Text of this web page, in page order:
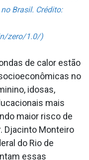
Brasil. Crédito:
zero/1.0/)
de calor estão
no
idosas,
mais
maior risco de
Djacinto Monteiro
do Rio de
essas